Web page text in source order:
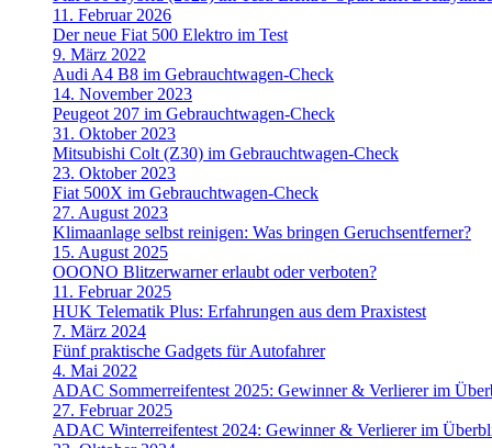
11. Februar 2026
Der neue Fiat 500 Elektro im Test
9. März 2022
Audi A4 B8 im Gebrauchtwagen-Check
14. November 2023
Peugeot 207 im Gebrauchtwagen-Check
31. Oktober 2023
Mitsubishi Colt (Z30) im Gebrauchtwagen-Check
23. Oktober 2023
Fiat 500X im Gebrauchtwagen-Check
27. August 2023
Klimaanlage selbst reinigen: Was bringen Geruchsentferner?
15. August 2025
OOONO Blitzerwarner erlaubt oder verboten?
11. Februar 2025
HUK Telematik Plus: Erfahrungen aus dem Praxistest
7. März 2024
Fünf praktische Gadgets für Autofahrer
4. Mai 2022
ADAC Sommerreifentest 2025: Gewinner & Verlierer im
27. Februar 2025
ADAC Winterreifentest 2024: Gewinner & Verlierer im